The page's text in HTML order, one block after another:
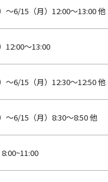
～6/15（月）12:00～13:00 他
12:00～13:00
～6/15（月）12:30～12:50 他
～6/15（月）8:30～8:50 他